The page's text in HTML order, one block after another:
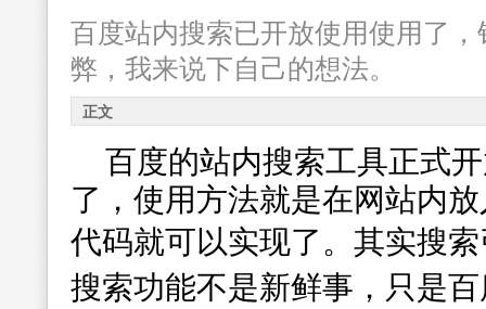
百度站内搜索已开放使用使用了
弊，我来说下自己的想法。
正文
百度的站内搜索工具正式
了，使用方法就是在网站内
代码就可以实现了。 其实搜
搜索功能不是新鲜事，只是